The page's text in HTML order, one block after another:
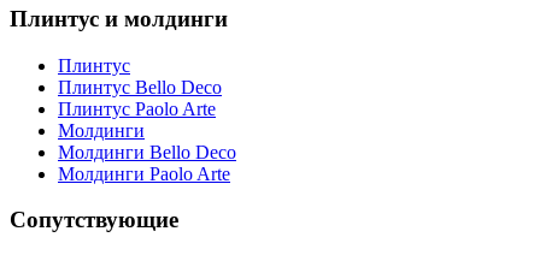
Плинтус и молдинги
Плинтус
Плинтус Bello Deco
Плинтус Paolo Arte
Молдинги
Молдинги Bello Deco
Молдинги Paolo Arte
Сопутствующие